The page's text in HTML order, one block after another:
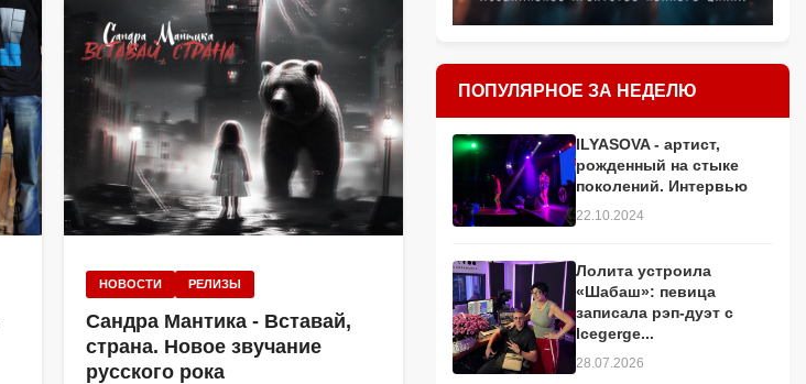
НОВОСТИ РЕЛИЗЫ
Сандра Мантика - Вставай,
страна. Новое звучание
русского рока
ПОПУЛЯРНОЕ ЗА НЕДЕЛЮ
ILYASOVA - артист,
рожденный на стыке
поколений. Интервью
22.10.2024
Лолита устроила
«Шабаш»: певица
записала рэп-дуэт с
Icegerge...
28.07.2026